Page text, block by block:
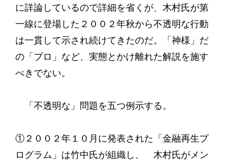
に詳論しているので詳細を省くが、木村氏が第
一線に登場した２００２年秋から不透明な行動
は一貫して示され続けてきたのだ。「神様」だ
の「プロ」など、実態とかけ離れた解説を施す
べきでない。
「不透明な」問題を五つ例示する。
①２００２年１０月に発表された「金融再生プ
ログラム」は竹中氏が組織し、 木村氏がメン